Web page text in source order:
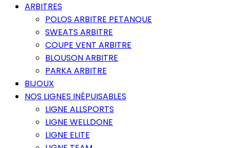
ARBITRES
POLOS ARBITRE PETANQUE
SWEATS ARBITRE
COUPE VENT ARBITRE
BLOUSON ARBITRE
PARKA ARBITRE
BIJOUX
NOS LIGNES INÉPUISABLES
LIGNE ALLSPORTS
LIGNE WELLDONE
LIGNE ELITE